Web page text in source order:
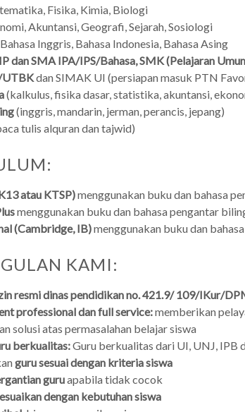
Fisika, Kimia, Biologi
Akuntansi, Geografi, Sejarah, Sosiologi
Inggris, Bahasa Indonesia, Bahasa Asing
dan SMA IPA/IPS/Bahasa, SMK (Pelajaran
dan SIMAK UI (persiapan masuk PTN
(kalkulus, fisika dasar, statistika, akuntansi,
(inggris, mandarin, jerman, perancis, jepang)
tulis alquran dan tajwid)
atau KTSP)menggunakan buku dan bahasa
menggunakan buku dan bahasa pengantar
(Cambridge, IB)menggunakan buku dan
KAMI:
resmi dinas pendidikan no. 421.9/ 109/IKur/
professional dan full service:memberikan
solusi atas permasalahan belajar siswa
berkualitas:Guru berkualitas dari UI, UNJ, IPB
guru sesuai dengan kriteria siswa
guruapabila tidak cocok
dengan kebutuhan siswa